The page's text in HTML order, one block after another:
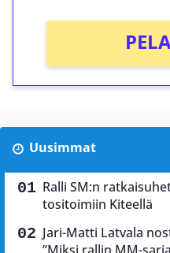
Uusimmat
Ralli SM:n
tositoimiin Kiteellä
Jari-Matti Latvala